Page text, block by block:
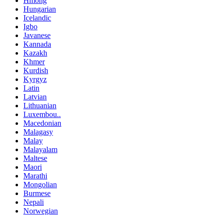
Hungarian
Icelandic
Igbo
Javanese
Kannada
Kazakh
Khmer
Kurdish
Kyrgyz
Latin
Latvian
Lithuanian
Luxembou..
Macedonian
Malagasy
Malay
Malayalam
Maltese
Maori
Marathi
Mongolian
Burmese
Nepali
Norwegian